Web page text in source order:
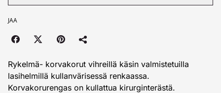
JAA
Rykelmä- korvakorut vihreillä käsin valmistetuilla
lasihelmillä kullanvärisessä renkaassa.
Korvakorurengas on kullattua kirurginterästä.